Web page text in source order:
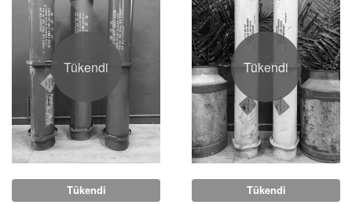
Tükendi
Tükendi
Tükendi
Tükendi